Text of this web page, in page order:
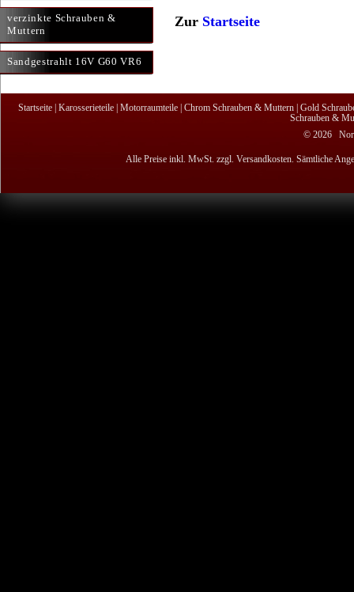
verzinkte Schrauben &
Muttern
Sandgestrahlt 16V G60 VR6
Zur Startseite
Startseite| Karosserieteile| Motorraumteile| Chrom Schrauben & Muttern| Gold
Schrauben &
© 2026
Alle Preise inkl. MwSt. zzgl. Versandkosten. Sämtliche